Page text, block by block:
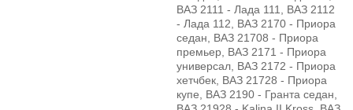
ВАЗ 2111 - Лада 111, ВАЗ 2112
- Лада 112, ВАЗ 2170 - Приора
седан, ВАЗ 21708 - Приора
премьер, ВАЗ 2171 - Приора
универсал, ВАЗ 2172 - Приора
хетчбек, ВАЗ 21728 - Приора
купе, ВАЗ 2190 - Гранта седан,